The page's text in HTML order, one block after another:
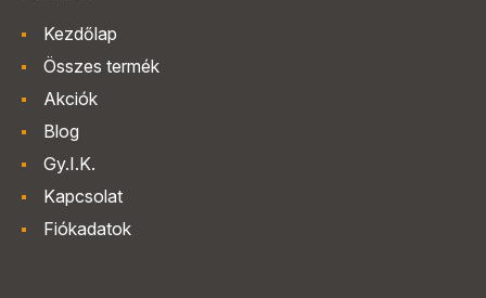
Kezdőlap
Összes termék
Akciók
Blog
Gy.I.K.
Kapcsolat
Fiókadatok